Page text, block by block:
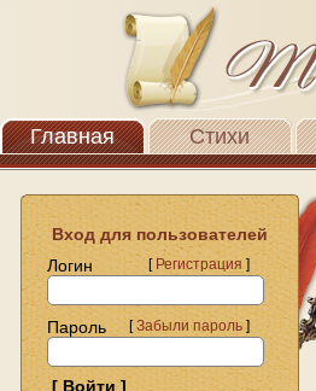
Главная Стихи
Вход для пользователей
Логин
[Регистрация]
Пароль [Забыли пароль]